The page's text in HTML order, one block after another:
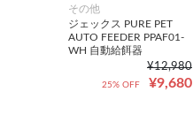
その他
ジェックス PURE PET
AUTO FEEDER PPAF01-
WH 自動給餌器
¥12,980
¥9,680
25% OFF